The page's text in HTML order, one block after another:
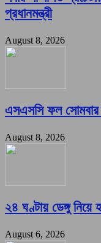
প্রধানমন্ত্রী
August 8, 2026
এসএসসি ফল সোমবার
August 8, 2026
২৪ ঘণ্টায় ডেঙ্গু নিয়ে
August 6, 2026